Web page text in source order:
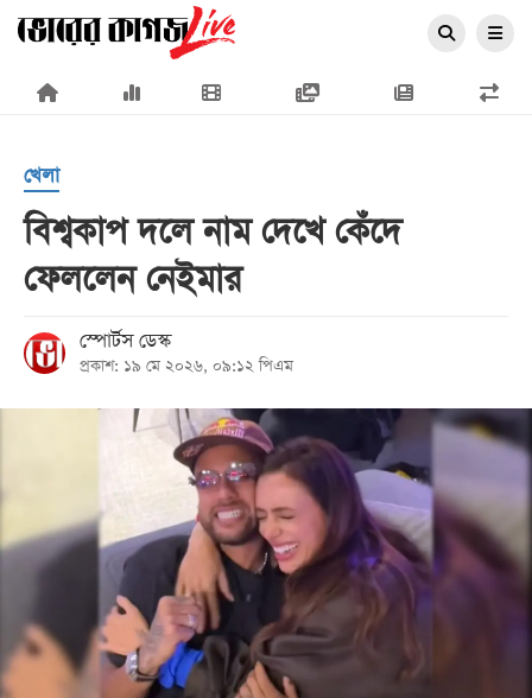
×
প্রচ্ছদ
জাতীয়
রাজনীতি
সারাদেশ
খেলা
লাইফ
স্টাইল
খেলা
বিশ্বকাপ দলে নাম দেখে কেঁদে
ফেললেন নেইমার
স্পোর্টস ডেস্ক
প্রকাশ: ১৯ মে ২০২৬, ০৯:১২ পিএম